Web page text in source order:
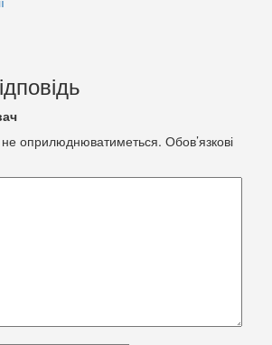
оприлюднюватиметься. Обов’язкові